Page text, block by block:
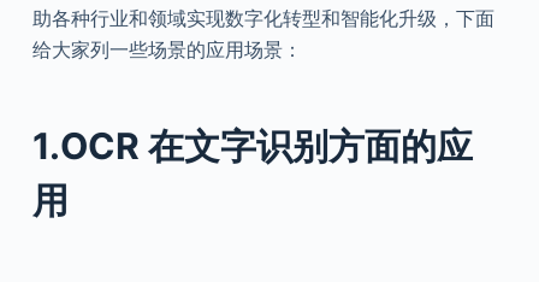
助各种行业和领域实现数字化转型和智能化升级，下面
给大家列一些场景的应用场景：
1.OCR 在文字识别方面的应
用